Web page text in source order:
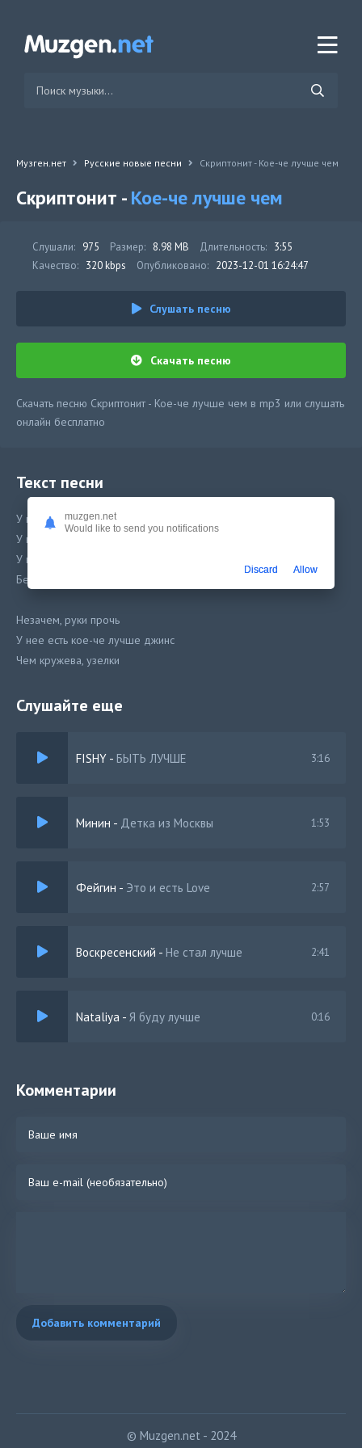
Музген.нет Русские новые песни Скриптонит - Кое-че лучше чем
Скриптонит -Кое-че лучше чем
Слушали: 975 Размер: 8.98 MB Длительность: 3:55
Качество: 320 kbps Опубликовано: 2023-12-01 16:24:47
Слушать песню
Скачать песню
Скачать песню Скриптонит - Кое-че лучше чем в mp3 или слушать
онлайн бесплатно
Текст песни
У нее есть кое-че лучше, чем
У нее есть кое-че лучше, чем
У нее есть кое-че лучше, чем
Белье, каблуки
Незачем, руки прочь
У нее есть кое-че лучше джинс
Чем кружева, узелки
Ей не нужны цветы на ужинах
Слушайте еще
FISHY - БЫТЬ ЛУЧШЕ 3:16
Минин - Детка из Москвы 1:53
Фейгин - Это и есть Love 2:57
Воскресенский - Не стал лучше 2:41
Nataliya - Я буду лучше 0:16
Комментарии
Добавить комментарий
© Muzgen.net - 2024
muzgen.net
Would like to send you notifications
Discard Allow